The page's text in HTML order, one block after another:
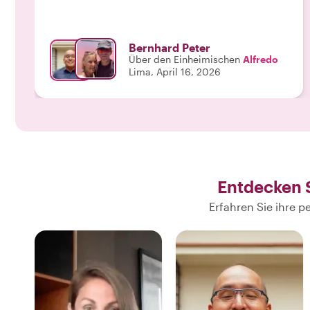
Bernhard Peter
Über den Einheimischen Alfredo
Lima, April 16, 2026
Entdecken
Erfahren Sie ihre